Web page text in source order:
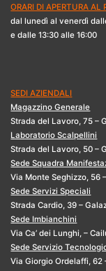
ORARI DI APERTURA AL
dal lunedì al venerdì
e dalle 13:30 alle 16:00
SEDI AZIENDALI
Magazzino Generale
Strada del Lavoro, 75 –
Laboratorio Scalpellini
Strada del Lavoro, 50 –
Sede Squadra
Via Monte Seghizzo, 56
Sede Servizi Speciali
Strada Cardio, 39 –
Sede Imbianchini
Via Ca’ dei Lunghi, –
Sede Servizio
Via Giorgio Ordelaffi, 62